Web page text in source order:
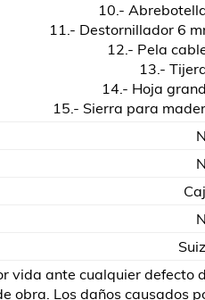
10.-
11.- Destornillador 6
12.- Pela
13.-
14.- Hoja
15.- Sierra para
vida ante cualquier defecto
obra. Los daños causados